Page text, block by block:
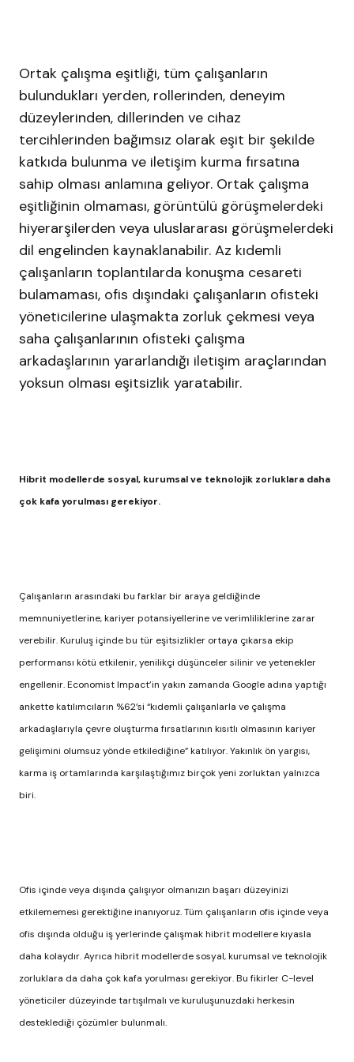
Ortak çalışma eşitliği, tüm çalışanların
bulundukları yerden, rollerinden, deneyim
düzeylerinden, dillerinden ve cihaz
tercihlerinden bağımsız olarak eşit bir şekilde
katkıda bulunma ve iletişim kurma fırsatına
sahip olması anlamına geliyor. Ortak çalışma
eşitliğinin olmaması, görüntülü görüşmelerdeki
hiyerarşilerden veya uluslararası görüşmelerdeki
dil engelinden kaynaklanabilir. Az kıdemli
çalışanların toplantılarda konuşma cesareti
bulamaması, ofis dışındaki çalışanların ofisteki
yöneticilerine ulaşmakta zorluk çekmesi veya
saha çalışanlarının ofisteki çalışma
arkadaşlarının yararlandığı iletişim araçlarından
yoksun olması eşitsizlik yaratabilir.
Hibrit modellerde sosyal, kurumsal ve teknolojik zorluklara daha
çok kafa yorulması gerekiyor.
Çalışanların arasındaki bu farklar bir araya geldiğinde
memnuniyetlerine, kariyer potansiyellerine ve verimliliklerine zarar
verebilir. Kuruluş içinde bu tür eşitsizlikler ortaya çıkarsa ekip
performansı kötü etkilenir, yenilikçi düşünceler silinir ve yetenekler
engellenir. Economist Impact’in yakın zamanda Google adına yaptığı
ankette katılımcıların %62’si “kıdemli çalışanlarla ve çalışma
arkadaşlarıyla çevre oluşturma fırsatlarının kısıtlı olmasının kariyer
gelişimini olumsuz yönde etkilediğine” katılıyor. Yakınlık ön yargısı,
karma iş ortamlarında karşılaştığımız birçok yeni zorluktan yalnızca
biri.
Ofis içinde veya dışında çalışıyor olmanızın başarı düzeyinizi
etkilememesi gerektiğine inanıyoruz. Tüm çalışanların ofis içinde veya
ofis dışında olduğu iş yerlerinde çalışmak hibrit modellere kıyasla
daha kolaydır. Ayrıca hibrit modellerde sosyal, kurumsal ve teknolojik
zorluklara da daha çok kafa yorulması gerekiyor. Bu fikirler C-level
yöneticiler düzeyinde tartışılmalı ve kuruluşunuzdaki herkesin
desteklediği çözümler bulunmalı.